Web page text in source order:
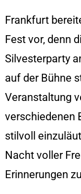
Frankfurt
Fest vor, denn
Silvesterparty
auf der Bühne
Veranstaltung
verschiedenen
stilvoll
Nacht voller
Erinnerungen